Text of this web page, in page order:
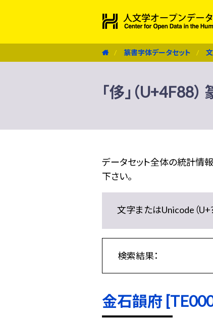
篆書字体データセット
「侈」（U+4F88
データセット全体の統計情報
下さい。
文字またはUnicode（
検索結果：
金石韻府